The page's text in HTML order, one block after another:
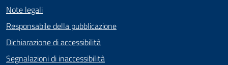
Note legali
Responsabile della pubblicazione
Dichiarazione di accessibilità
Segnalazioni di inaccessibilità